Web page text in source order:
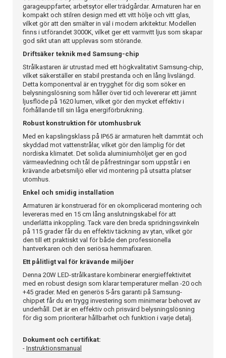
garageuppfarter, arbetsytor eller trädgårdar. Armaturen har en
kompakt och stilren design med ett vitt hölje och vitt glas,
vilket gör att den smälter in väl i modern arkitektur. Modellen
finns i utförandet 3000K, vilket ger ett varmvitt ljus som skapar
god sikt utan att upplevas som störande.
Driftsäker teknik med Samsung-chip
Strålkastaren är utrustad med ett högkvalitativt Samsung-chip,
vilket säkerställer en stabil prestanda och en lång livslängd.
Detta komponentval är en trygghet för dig som söker en
belysningslösning som håller över tid och levererar ett jämnt
ljusflöde på 1620 lumen, vilket gör den mycket effektiv i
förhållande till sin låga energiförbrukning.
Robust konstruktion för utomhusbruk
Med en kapslingsklass på IP65 är armaturen helt dammtät och
skyddad mot vattenstrålar, vilket gör den lämplig för det
nordiska klimatet. Det solida aluminiumhöljet ger en god
värmeavledning och tål de påfrestningar som uppstår i en
krävande arbetsmiljö eller vid montering på utsatta platser
utomhus.
Enkel och smidig installation
Armaturen är konstruerad för en okomplicerad montering och
levereras med en 15 cm lång anslutningskabel för att
underlätta inkoppling. Tack vare den breda spridningsvinkeln
på 115 grader får du en effektiv täckning av ytan, vilket gör
den till ett praktiskt val för både den professionella
hantverkaren och den seriösa hemmafixaren.
Ett pålitligt val för krävande miljöer
Denna 20W LED-strålkastare kombinerar energieffektivitet
med en robust design som klarar temperaturer mellan -20 och
+45 grader. Med en generös 5-års garanti på Samsung-
chippet får du en trygg investering som minimerar behovet av
underhåll. Det är en effektiv och prisvärd belysningslösning
för dig som prioriterar hållbarhet och funktion i varje detalj.
Dokument och certifikat:
- Instruktionsmanual